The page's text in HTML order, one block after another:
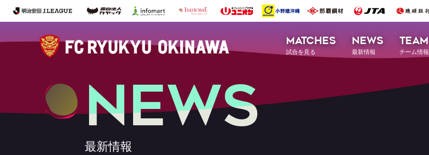
MATCHES
試合を見る
NEWS
最新情報
TEAM
チーム情報
NEWS
最新情報